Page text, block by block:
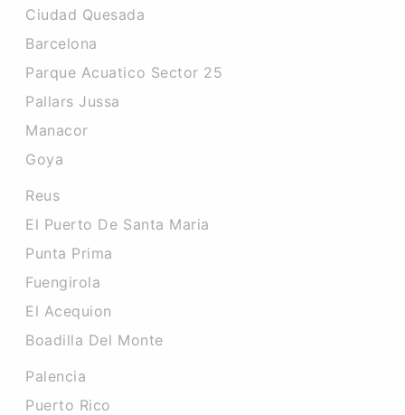
Ciudad Quesada
Barcelona
Parque Acuatico Sector 25
Pallars Jussa
Manacor
Goya
Reus
El Puerto De Santa Maria
Punta Prima
Fuengirola
El Acequion
Boadilla Del Monte
Palencia
Puerto Rico